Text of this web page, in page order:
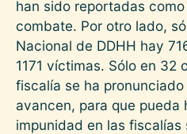
han sido reportadas
combate. Por otro lado,
Nacional de DDHH hay
1171 víctimas. Sólo en 32
fiscalía se ha
avancen, para que pueda
impunidad en las